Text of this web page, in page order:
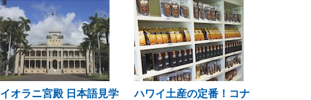
イオラニ宮殿 日本語見学
ハワイ土産の定番！コナ